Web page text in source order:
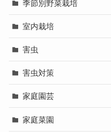
季節別野菜栽培
室内栽培
害虫
害虫対策
家庭園芸
家庭菜園